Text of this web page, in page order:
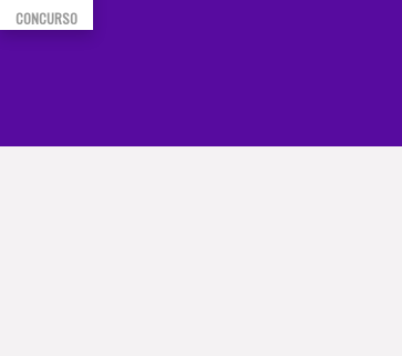
CONCURSO